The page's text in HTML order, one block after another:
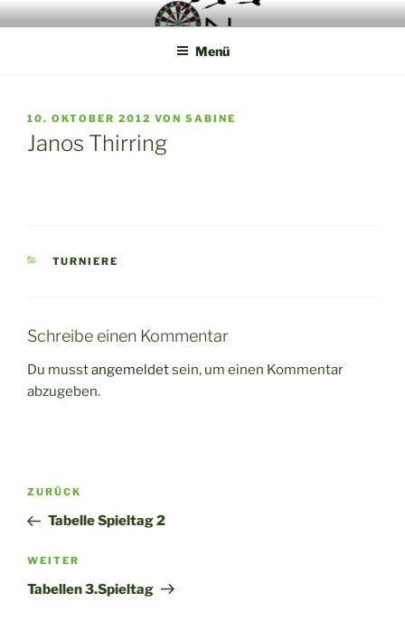
Zum
Inhalt
Die Webseite der Münsterland Steel Dart Liga
Menü
VERÖFFENTLICHT
AM
10. OKTOBER 2012 VON SABINE
Janos Thirring
KATEGORIEN
TURNIERE
Schreibe einen Kommentar
Du musstangemeldetsein, um einen Kommentar
abzugeben.
Beitragsnavigation
Vorheriger
Beitrag
ZURÜCK
Tabelle Spieltag 2
Nächster
Beitrag
WEITER
Tabellen 3.Spieltag